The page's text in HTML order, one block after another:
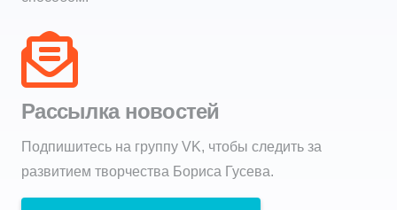
Рассылка новостей
Подпишитесь на группу VK, чтобы следить за
развитием творчества Бориса Гусева.